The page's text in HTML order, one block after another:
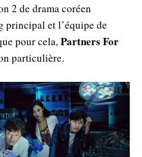
2 de drama coréen
principal et l’équipe de
pour cela,Partners For
particulière.